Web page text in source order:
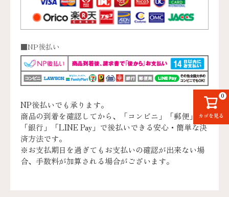
カゴを見る
0
■NP後払い
NP後払いでも承ります。
商品の到着を確認してから、「コンビニ」「郵便」
「銀行」「LINE Pay」で後払いできる安心・簡単な決
済方法です。
※お支払期日を過ぎてもお支払いの確認が出来ない場
合、手数料が加算される場合がございます。